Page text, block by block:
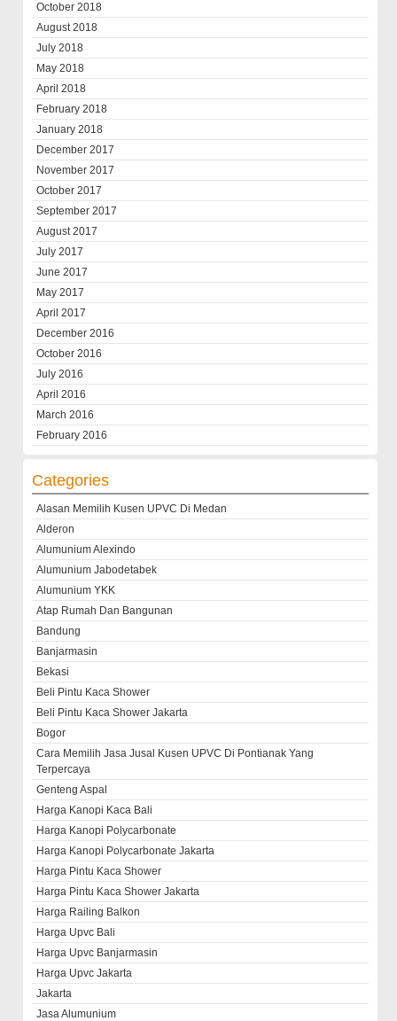
October 2018
August 2018
July 2018
May 2018
April 2018
February 2018
January 2018
December 2017
November 2017
October 2017
September 2017
August 2017
July 2017
June 2017
May 2017
April 2017
December 2016
October 2016
July 2016
April 2016
March 2016
February 2016
Categories
Alasan Memilih Kusen UPVC Di Medan
Alderon
Alumunium Alexindo
Alumunium Jabodetabek
Alumunium YKK
Atap Rumah Dan Bangunan
Bandung
Banjarmasin
Bekasi
Beli Pintu Kaca Shower
Beli Pintu Kaca Shower Jakarta
Bogor
Cara Memilih Jasa Jusal Kusen UPVC Di Pontianak Yang
Terpercaya
Genteng Aspal
Harga Kanopi Kaca Bali
Harga Kanopi Polycarbonate
Harga Kanopi Polycarbonate Jakarta
Harga Pintu Kaca Shower
Harga Pintu Kaca Shower Jakarta
Harga Railing Balkon
Harga Upvc Bali
Harga Upvc Banjarmasin
Harga Upvc Jakarta
Jakarta
Jasa Alumunium